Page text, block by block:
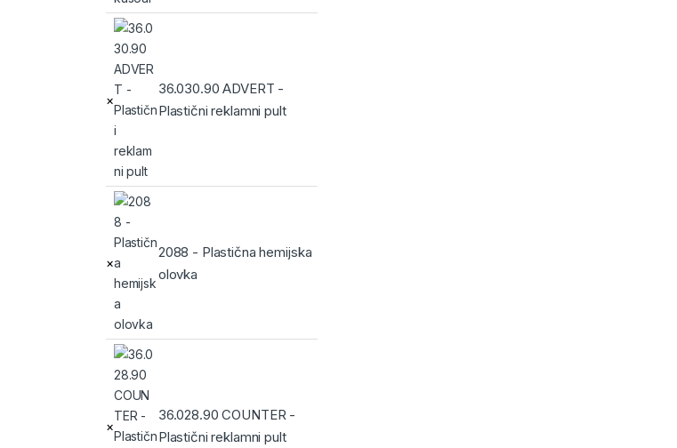
×
36.030.90 ADVERT -
Plastični reklamni pult
×
2088 - Plastična hemijska
olovka
×
36.028.90 COUNTER -
Plastični reklamni pult